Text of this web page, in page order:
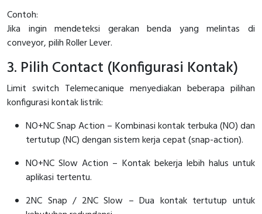
Contoh:
Jika ingin mendeteksi gerakan benda yang melintas di
conveyor, pilih Roller Lever.
3. Pilih Contact (Konfigurasi Kontak)
Limit switch Telemecanique menyediakan beberapa pilihan
konfigurasi kontak listrik:
NO+NC Snap Action – Kombinasi kontak terbuka (NO) dan
tertutup (NC) dengan sistem kerja cepat (snap-action).
NO+NC Slow Action – Kontak bekerja lebih halus untuk
aplikasi tertentu.
2NC Snap / 2NC Slow – Dua kontak tertutup untuk